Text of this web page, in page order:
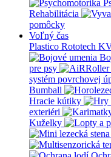
Rehabilitácia
pomôcky
Voľný čas
Plastico Rototech
pre psy
systém povrchovej
Bumball
Hracie kútiky
exteriéri
Kuželky